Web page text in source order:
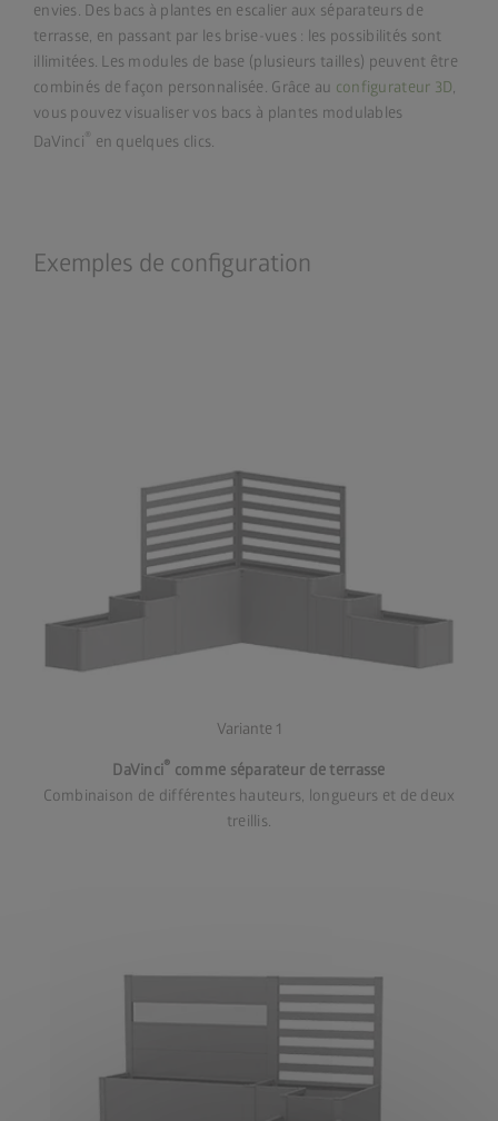
envies. Des bacs à plantes en escalier aux séparateurs de
terrasse, en passant par les brise-vues : les possibilités sont
illimitées. Les modules de base (plusieurs tailles) peuvent être
combinés de façon personnalisée. Grâce au configurateur 3D,
vous pouvez visualiser vos bacs à plantes modulables
DaVinci ® en quelques clics.
Exemples de configuration
Variante 1
DaVinci® comme séparateur de terrasse
Combinaison de différentes hauteurs, longueurs et de deux
treillis.